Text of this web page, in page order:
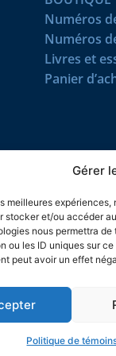
Gérer
meilleures
stocker et/ou accéder
nous permettra
ou les ID uniques sur
peut avoir un effet
Politique de
Numéros
Numéros
Livres et
Panier
SUIVEZ-
© 2026 L’Action